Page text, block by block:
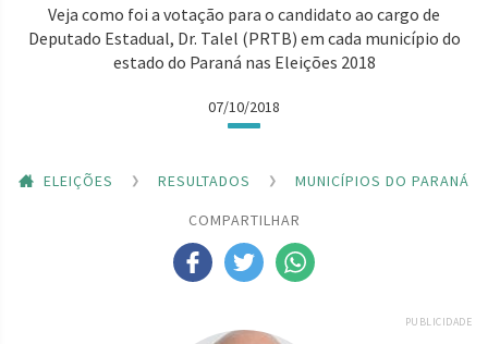
Veja como foi a votação para o candidato ao cargo de
Deputado Estadual, Dr. Talel (PRTB) em cada município do
estado do Paraná nas Eleições 2018
07/10/2018
ELEIÇÕES RESULTADOS
MUNICÍPIOS DO PARANÁ
COMPARTILHAR
PUBLICIDADE